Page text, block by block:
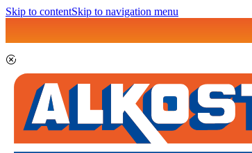
Skip to contentSkip to navigation menu